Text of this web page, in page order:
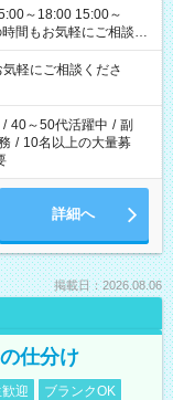
軽にご相談くださ
/ 40～50代活躍中 / 副
/ 10名以上の大量募
詳細へ
掲載日：2026.08.06
仕分け
迎
ブランクOK